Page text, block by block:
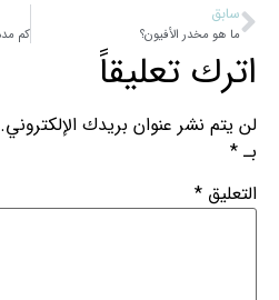
سابق
ما هو مخدر الأفيون؟
اترك تعليقاً
لن يتم نشر عنوان بريدك الإلكتروني.
بـ *
التعليق *